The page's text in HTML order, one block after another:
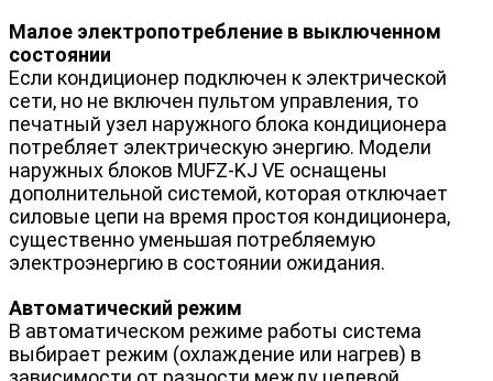
Малое электропотребление в выключенном
состоянии
Если кондиционер подключен к электрической
сети, но не включен пультом управления, то
печатный узел наружного блока кондиционера
потребляет электрическую энергию. Модели
наружных блоков MUFZ-KJ VE оснащены
дополнительной системой, которая отключает
силовые цепи на время простоя кондиционера,
существенно уменьшая потребляемую
электроэнергию в состоянии ожидания.
Автоматический режим
В автоматическом режиме работы система
выбирает режим (охлаждение или нагрев) в